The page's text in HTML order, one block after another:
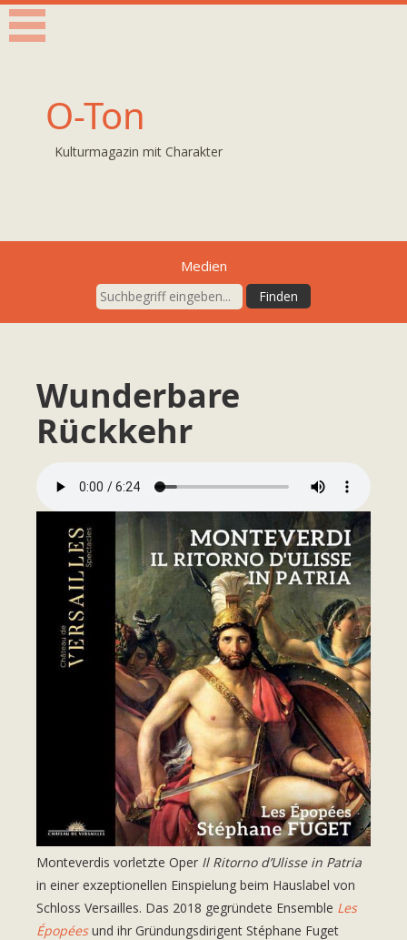
O-Ton
Kulturmagazin mit Charakter
Medien
Wunderbare
Rückkehr
Monteverdis vorletzte Oper Il Ritorno d’Ulisse in Patria
in einer exzeptionellen Einspielung beim Hauslabel von
Schloss Versailles. Das 2018 gegründete Ensemble Les
Épopéesund ihr Gründungsdirigent Stéphane Fuget